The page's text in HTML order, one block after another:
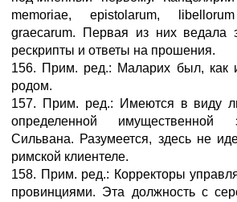
memoriae, epistolarum,
graecarum. Первая из них ведала
рескрипты и ответы на прошения.
156. Прим. ред.: Маларих был, как
родом.
157. Прим. ред.: Имеются в виду
определенной имущественной
Сильвана. Разумеется, здесь не
римской клиентеле.
158. Прим. ред.: Корректоры
провинциями. Эта должность с